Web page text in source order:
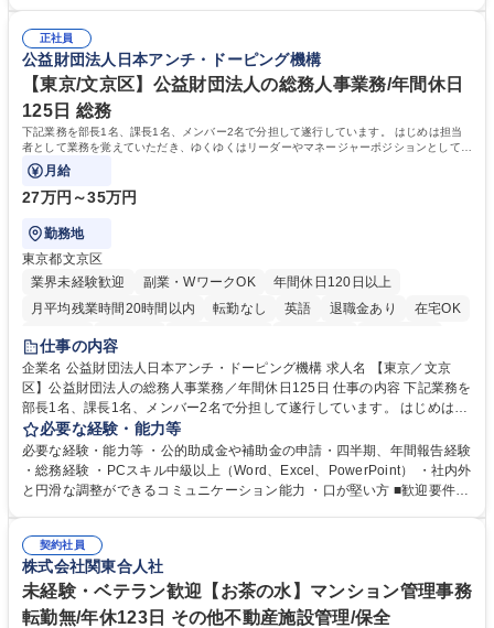
表するインフラ企業 #ポテンシャル採用
72.html ■エネルギーセキュリティの不安定化や気候変動による自然災害の
甚大化など、これまで以上に社会課題解決の重要性が高まっています。
「未来の日常」の創造に向けて持続可能な社会の実現に貢献してまいりま
す。 学歴・資格 学歴：大学院 大学 語学力： 資格：
正社員
公益財団法人日本アンチ・ドーピング機構
【東京/文京区】公益財団法人の総務人事業務/年間休日
125日 総務
下記業務を部長1名、課長1名、メンバー2名で分担して遂行しています。 はじめは担当
者として業務を覚えていただき、ゆくゆくはリーダーやマネージャーポジションとして活
躍いただくことを期待しています。
月給
27万円～35万円
勤務地
東京都文京区
業界未経験歓迎
副業・WワークOK
年間休日120日以上
月平均残業時間20時間以内
転勤なし 英語 退職金あり
在宅OK
賞与あり
育休あり
食事補助あり
仕事の内容
企業名 公益財団法人日本アンチ・ドーピング機構 求人名 【東京／文京
区】公益財団法人の総務人事業務／年間休日125日 仕事の内容 下記業務を
部長1名、課長1名、メンバー2名で分担して遂行しています。 はじめは担
当者として業務を覚えていただき、ゆくゆくはリーダーやマネージャーポ
ジションとして活躍いただくことを期待しています。 【総務・人事グルー
プの業務内容】 ・人事制度関連 ・採用活動 ・教育研修の企画、実行 ・勤
怠管理 ・官公庁への各種提出 ・法定の会議運営（評議員会、理事会） ・
管理 ・福利厚生関連 ・職員からの問合せ、相談対応 ・その他日常の総務
業務全般 募集職種 【東京／文京区】公益財団法人の総務人事業務／年間
休日125日
必要な経験・能力等
必要な経験・能力等 ・公的助成金や補助金の申請・四半期、年間報告経験
・総務経験 ・PCスキル中級以上（Word、Excel、PowerPoint） ・社内外
と円滑な調整ができるコミュニケーション能力 ・口が堅い方 ■歓迎要件
契約社員
株式会社関東合人社
未経験・ベテラン歓迎【お茶の水】マンション管理事務
転勤無/年休123日 その他不動産施設管理/保全